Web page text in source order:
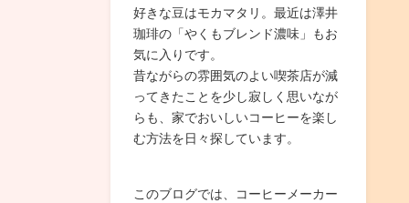
好きな豆はモカマタリ。最近は澤井
珈琲の「やくもブレンド濃味」もお
気に入りです。
昔ながらの雰囲気のよい喫茶店が減
ってきたことを少し寂しく思いなが
らも、家でおいしいコーヒーを楽し
む方法を日々探しています。
このブログでは、コーヒーメーカー